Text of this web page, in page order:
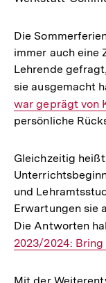
Die
immer auch eine
Lehrende
sie ausgemacht
war geprägt von
persönliche
Gleichzeitig
und
Erwartungen sie
Die Antworten
2023/2024: Bring